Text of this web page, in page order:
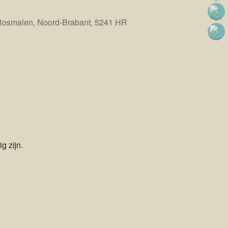
Noord-Brabant, 5241 HR
zijn.